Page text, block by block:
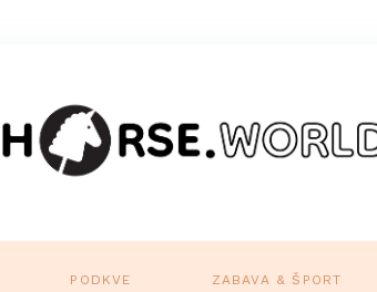
PODKVE ZABAVA & ŠPORT